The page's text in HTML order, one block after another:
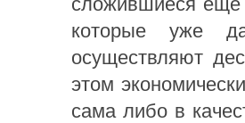
которые уже
осуществляют
этом
сама либо в